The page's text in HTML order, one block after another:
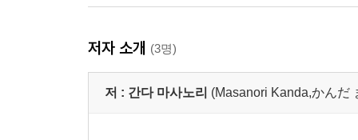
저자 소개 (3명)
저 : 간다 마사노리 (Masanori Kanda,かんだ